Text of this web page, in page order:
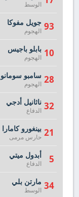
الوسط
93 جويل مفوكا
الهجوم
10 بابلو باجيس
الهجوم
28 سامبو سومانو
الهجوم
32 ناثانيل أدجي
الدفاع
21 بينغورو كامارا
حارس مرمى
5 أبدول ميتي
الدفاع
34 مارتن بلي
الوسط